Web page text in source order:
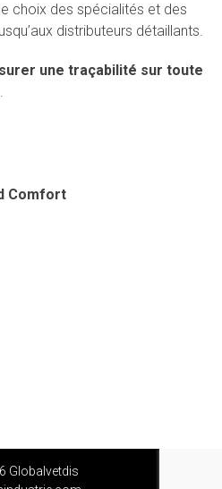
choix des spécialités et des
distributeurs détaillants.
une traçabilité sur toute
.
Comfort
Globalvetdis